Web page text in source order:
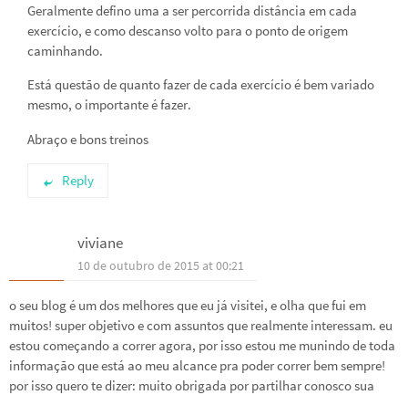
Geralmente defino uma a ser percorrida distância em cada
exercício, e como descanso volto para o ponto de origem
caminhando.
Está questão de quanto fazer de cada exercício é bem variado
mesmo, o importante é fazer.
Abraço e bons treinos
Reply
viviane
10 de outubro de 2015 at 00:21
o seu blog é um dos melhores que eu já visitei, e olha que fui em
muitos! super objetivo e com assuntos que realmente interessam. eu
estou começando a correr agora, por isso estou me munindo de toda
informação que está ao meu alcance pra poder correr bem sempre!
por isso quero te dizer: muito obrigada por partilhar conosco sua